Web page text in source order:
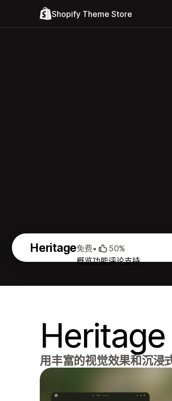
Shopify Theme Store
Heritage
概览功能评论支持
免费• 50%
Heritage
用丰富的视觉效果和沉浸